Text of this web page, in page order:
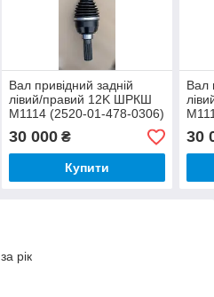
Вал привідний задній
лівий/правий 12K ШРКШ
М1114 (2520-01-478-0306)
30 000₴
Купити
Вал
30
рік